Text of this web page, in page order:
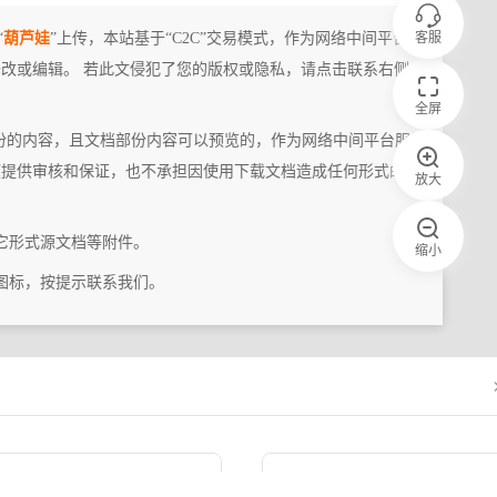
客服
全屏
放大
缩小
葫芦娃”上传，本站基于“C2C”交易模式，作为网络中间平台
或编辑。 若此文侵犯了您的版权或隐私，请点击联系右侧
内容，且文档部份内容可以预览的，作为网络中间平台服
供审核和保证，也不承担因使用下载文档造成任何形式的
式源文档等附件。
，按提示联系我们。